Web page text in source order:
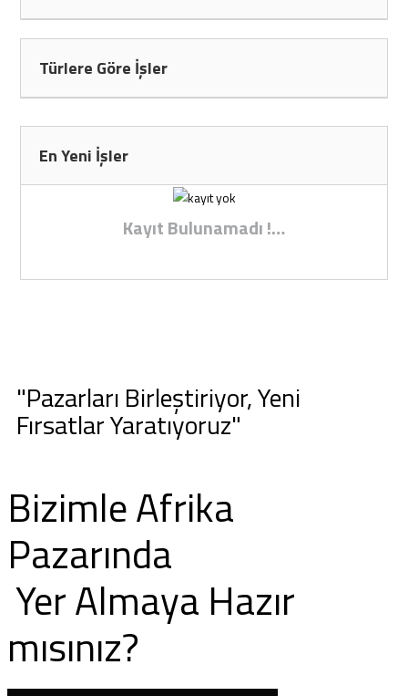
Türlere Göre İşler
En Yeni İşler
Kayıt Bulunamadı !…
"Pazarları Birleştiriyor, Yeni
Fırsatlar Yaratıyoruz"
Bizimle Afrika
Pazarında
Yer Almaya Hazır
mısınız?